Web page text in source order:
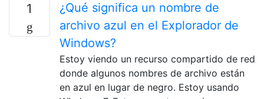
1
¿Qué significa un nombre de
archivo azul en el Explorador de
Windows?
Estoy viendo un recurso compartido de red
donde algunos nombres de archivo están
en azul en lugar de negro. Estoy usando